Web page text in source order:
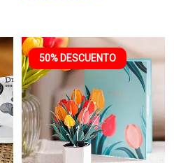
50% DESCUENTO